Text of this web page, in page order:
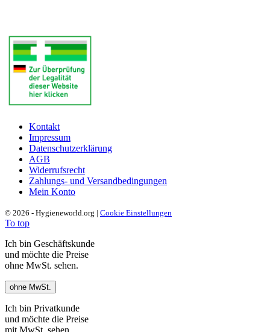
Kontakt
Impressum
Datenschutzerklärung
AGB
Widerrufsrecht
Zahlungs- und Versandbedingungen
Mein Konto
© 2026 - Hygieneworld.org | Cookie Einstellungen
To top
Ich bin Geschäftskunde
und möchte die Preise
ohne MwSt. sehen.
ohne MwSt.
Ich bin Privatkunde
und möchte die Preise
mit MwSt. sehen.